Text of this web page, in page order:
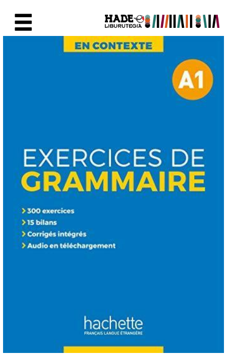
New Books Card - Liburutegia